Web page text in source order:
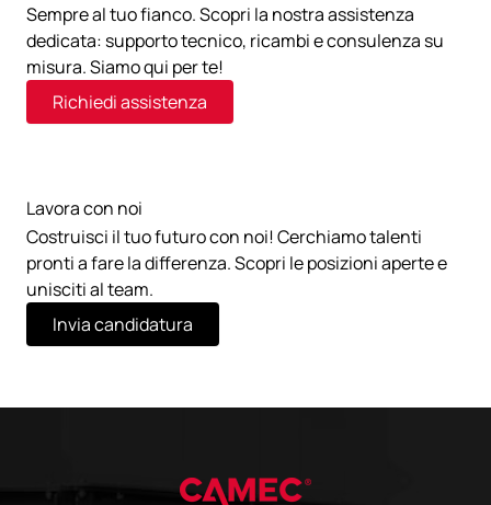
Sempre al tuo fianco. Scopri la nostra assistenza
dedicata: supporto tecnico, ricambi e consulenza su
misura. Siamo qui per te!
Richiedi assistenza
Lavora con noi
Costruisci il tuo futuro con noi! Cerchiamo talenti
pronti a fare la differenza. Scopri le posizioni aperte e
unisciti al team.
Invia candidatura